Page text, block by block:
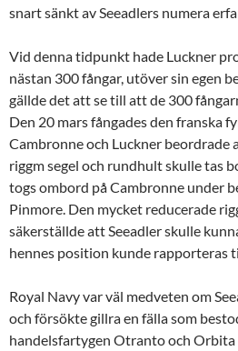
snart sänkt av Seeadlers numera
Vid denna tidpunkt hade Luckner
nästan 300 fångar, utöver sin egen
gällde det att se till att de 300
Den 20 mars fångades den franska
Cambronne och Luckner beordrade
riggm segel och rundhult skulle tas
togs ombord på Cambronne under
Pinmore. Den mycket reducerade
säkerställde att Seeadler skulle
hennes position kunde rapporteras
Royal Navy var väl medveten om
och försökte gillra en fälla som
handelsfartygen Otranto och Orbita